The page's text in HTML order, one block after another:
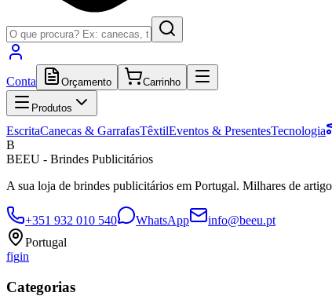
Conta Orçamento Carrinho
Produtos
EscritaCanecas & GarrafasTêxtilEventos & PresentesTecnologia
B
BEEU - Brindes Publicitários
A sua loja de brindes publicitários em Portugal. Milhares de
+351 932 010 540 WhatsApp
info@beeu.pt
Portugal
figin
Categorias